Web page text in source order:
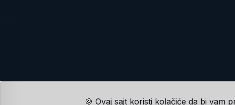
🍪 Ovaj sajt koristi kolačiće da bi vam